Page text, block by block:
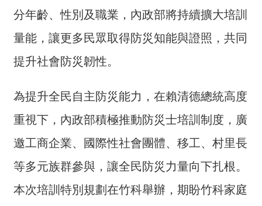
民
信
雙
語
彙
常
見
分年齡、性別及職業，內政部將持續擴大培訓
量能，讓更多民眾取得防災知能與證照，共同
提升社會防災韌性。
為提升全民自主防災能力，在賴清德總統高度
重視下，內政部積極推動防災士培訓制度，廣
邀工商企業、國際性社會團體、移工、村里長
等多元族群參與，讓全民防災力量向下扎根。
本次培訓特別規劃在竹科舉辦，期盼竹科家庭